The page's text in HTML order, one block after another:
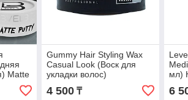
Matte
Gummy Hair Styling Wax
Casual Look (Воск для
укладки волос)
4 500₸
мл)
6